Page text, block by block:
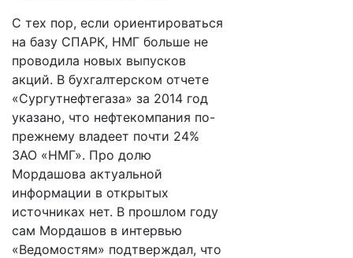
С тех пор, если ориентироваться
на базу СПАРК, НМГ больше не
проводила новых выпусков
акций. В бухгалтерском отчете
«Сургутнефтегаза» за 2014 год
указано, что нефтекомпания по-
прежнему владеет почти 24%
ЗАО «НМГ». Про долю
Мордашова актуальной
информации в открытых
источниках нет. В прошлом году
сам Мордашов в интервью
«Ведомостям» подтверждал, что